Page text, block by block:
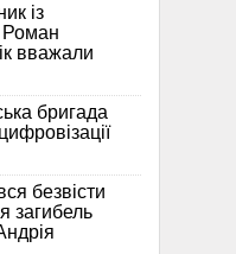
із
Роман
вважали
бригада
безвісти
загибель